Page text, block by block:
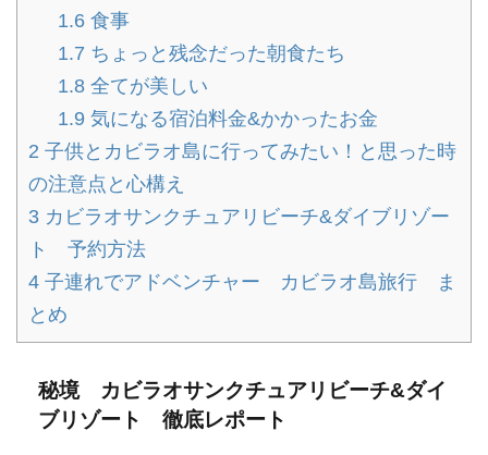
1.6 食事
1.7 ちょっと残念だった朝食たち
1.8 全てが美しい
1.9 気になる宿泊料金&かかったお金
2 子供とカビラオ島に行ってみたい！と思った時
の注意点と心構え
3 カビラオサンクチュアリビーチ&ダイブリゾー
ト 予約方法
4 子連れでアドベンチャー カビラオ島旅行 ま
とめ
秘境 カビラオサンクチュアリビーチ&ダイ
ブリゾート 徹底レポート